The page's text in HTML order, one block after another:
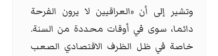
وتشير إلى أن «العراقيين لا يرون الفرحة
دائما، سوى في أوقات محددة من السنة.
خاصة في ظل الظرف الاقتصادي الصعب